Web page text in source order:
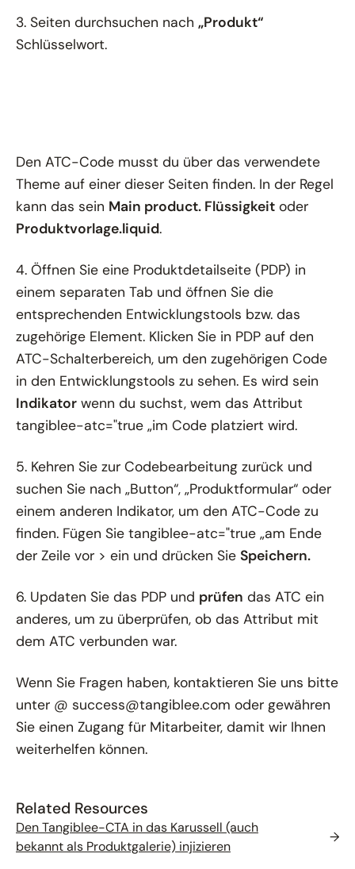
3. Seiten durchsuchen nach „Produkt“
Schlüsselwort.
Den ATC-Code musst du über das verwendete
Theme auf einer dieser Seiten finden. In der Regel
kann das sein Main product. Flüssigkeit oder
Produktvorlage.liquid.
4. Öffnen Sie eine Produktdetailseite (PDP) in
einem separaten Tab und öffnen Sie die
entsprechenden Entwicklungstools bzw. das
zugehörige Element. Klicken Sie in PDP auf den
ATC-Schalterbereich, um den zugehörigen Code
in den Entwicklungstools zu sehen. Es wird sein
Indikator wenn du suchst, wem das Attribut
tangiblee-atc="true „im Code platziert wird.
5. Kehren Sie zur Codebearbeitung zurück und
suchen Sie nach „Button“, „Produktformular“ oder
einem anderen Indikator, um den ATC-Code zu
finden. Fügen Sie tangiblee-atc="true „am Ende
der Zeile vor > ein und drücken Sie Speichern.
6. Updaten Sie das PDP und prüfen das ATC ein
anderes, um zu überprüfen, ob das Attribut mit
dem ATC verbunden war.
Wenn Sie Fragen haben, kontaktieren Sie uns bitte
unter @ success@tangiblee.com oder gewähren
Sie einen Zugang für Mitarbeiter, damit wir Ihnen
weiterhelfen können.
Related Resources
Den Tangiblee-CTA in das Karussell (auch
bekannt als Produktgalerie) injizieren
→